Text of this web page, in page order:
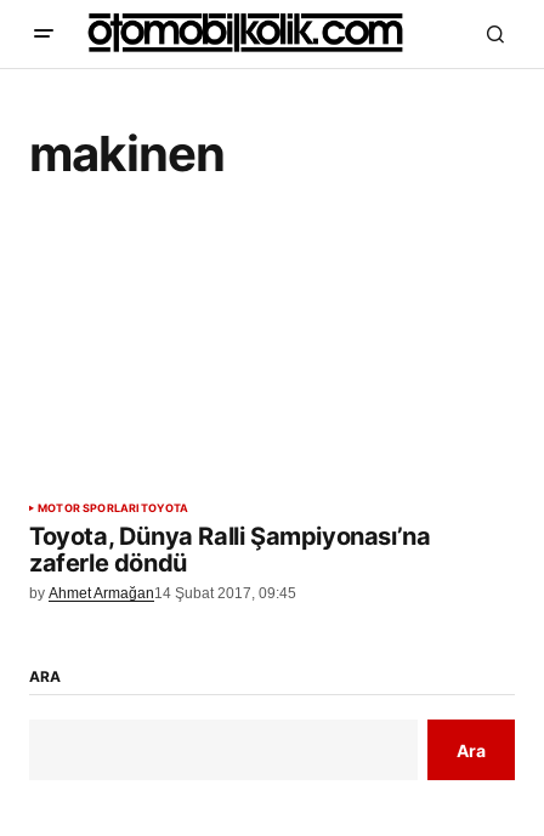
makinen
MOTOR SPORLARITOYOTA
Toyota, Dünya Ralli Şampiyonası’na
zaferle döndü
by Ahmet Armağan14 Şubat 2017, 09:45
ARA
Ara